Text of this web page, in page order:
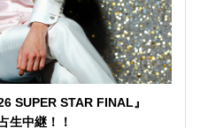
SUPER STAR FINAL』
生中継！！